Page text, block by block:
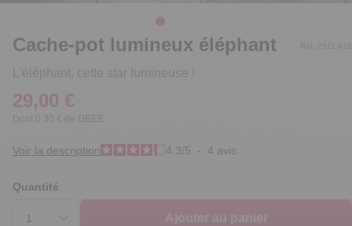
Cache-pot lumineux éléphant
L'éléphant, cette star lumineuse !
Réf. 2511.418
29,00 €
Dont 0,30 € de DEEE
Voir la description 4.3/5 - 4 avis
Quantité
Ajouter au panier